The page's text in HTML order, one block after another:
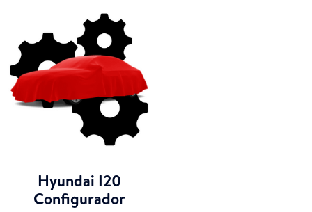
Hyundai I20
Configurador